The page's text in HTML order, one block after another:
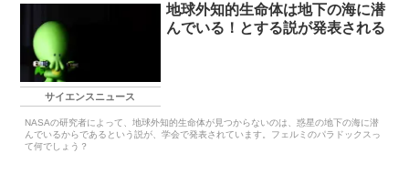
サイエンスニュース
地球外知的生命体は地下の海に潜
んでいる！とする説が発表される
NASAの研究者によって、地球外知的生命体が見つからないのは、惑星の地下の海に潜
んでいるからであるという説が、学会で発表されています。フェルミのパラドックスっ
て何でしょう？